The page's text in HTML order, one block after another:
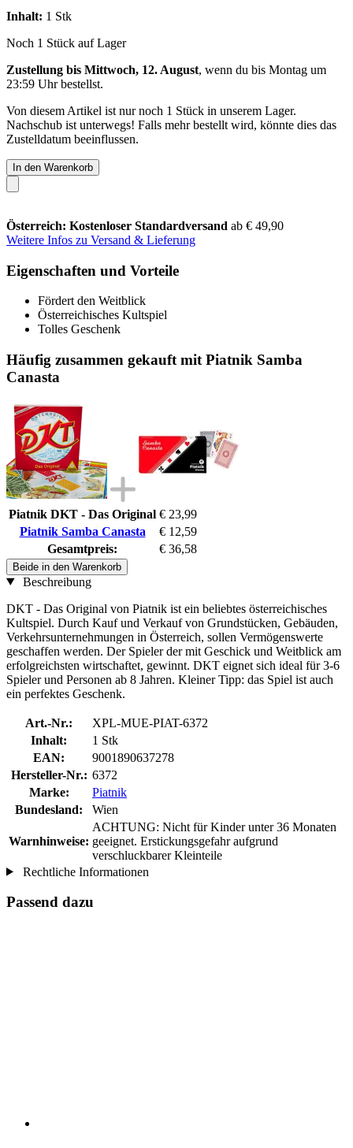
Inhalt: 1 Stk
Noch 1 Stück auf Lager
Zustellung bis Mittwoch, 12. August, wenn du bis Montag um
23:59 Uhrbestellst.
Von diesem Artikel ist nur noch 1 Stück in unserem Lager.
Nachschub ist unterwegs! Falls mehr bestellt wird, könnte dies das
Zustelldatum beeinflussen.
In den Warenkorb
Österreich: Kostenloser Standardversand ab € 49,90
Weitere Infos zu Versand & Lieferung
Eigenschaften und Vorteile
Fördert den Weitblick
Österreichisches Kultspiel
Tolles Geschenk
Häufig zusammen gekauft mit Piatnik Samba
Canasta
Piatnik DKT - Das Original € 23,99
Piatnik Samba Canasta
€ 12,59
Gesamtpreis:
€ 36,58
Beide in den Warenkorb
Beschreibung
DKT - Das Original von Piatnik ist ein beliebtes österreichisches
Kultspiel. Durch Kauf und Verkauf von Grundstücken, Gebäuden,
Verkehrsunternehmungen in Österreich, sollen Vermögenswerte
geschaffen werden. Der Spieler der mit Geschick und Weitblick am
erfolgreichsten wirtschaftet, gewinnt. DKT eignet sich ideal für 3-6
Spieler und Personen ab 8 Jahren. Kleiner Tipp: das Spiel ist auch
ein perfektes Geschenk.
Art.-Nr.:
XPL-MUE-PIAT-6372
Inhalt:
1 Stk
EAN:
9001890637278
Hersteller-Nr.: 6372
Marke:
Piatnik
Bundesland:
Wien
Warnhinweise:
ACHTUNG: Nicht für Kinder unter 36 Monaten
geeignet. Erstickungsgefahr aufgrund
verschluckbarer Kleinteile
Rechtliche Informationen
Passend dazu